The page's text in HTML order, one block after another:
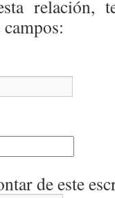
relación,
de este